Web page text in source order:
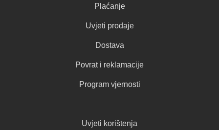
Plaćanje
Uvjeti prodaje
Dostava
Povrat i reklamacije
Program vjernosti
Uvjeti korištenja